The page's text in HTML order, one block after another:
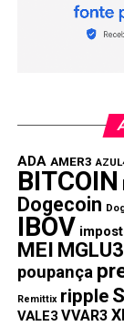
ADA AMER3
BITCOIN
Dogecoin
IBOV
MEI MGLU3
poupança
Remittix ripple
VALE3 VVAR3